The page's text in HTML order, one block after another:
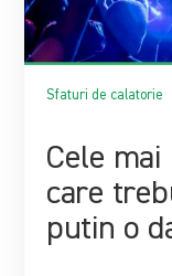
Sfaturi de calatorie
Cele
care
putin o